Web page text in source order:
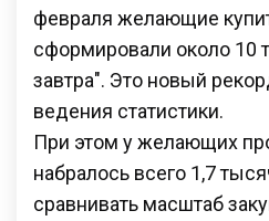
февраля желающие
сформировали около 10
завтра". Это новый
ведения статистики.
При этом у желающих
набралось всего 1,7
сравнивать масштаб